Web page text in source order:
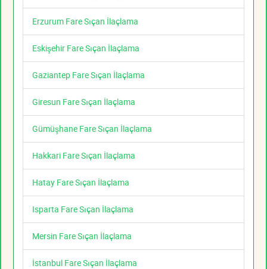
Erzurum Fare Sıçan İlaçlama
Eskişehir Fare Sıçan İlaçlama
Gaziantep Fare Sıçan İlaçlama
Giresun Fare Sıçan İlaçlama
Gümüşhane Fare Sıçan İlaçlama
Hakkari Fare Sıçan İlaçlama
Hatay Fare Sıçan İlaçlama
Isparta Fare Sıçan İlaçlama
Mersin Fare Sıçan İlaçlama
İstanbul Fare Sıçan İlaçlama